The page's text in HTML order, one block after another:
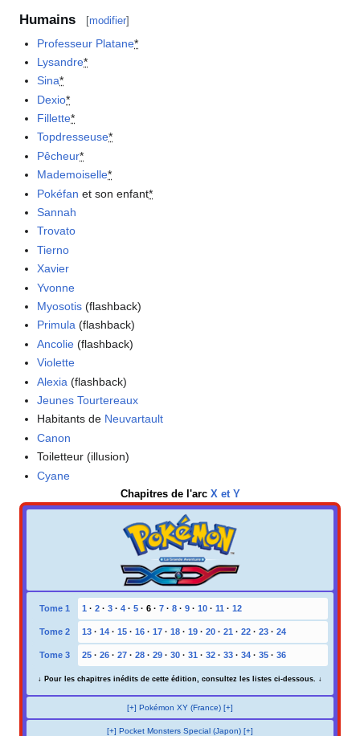
Humains [modifier]
Professeur Platane*
Lysandre*
Sina*
Dexio*
Fillette*
Topdresseuse*
Pêcheur*
Mademoiselle*
Pokéfan et son enfant*
Sannah
Trovato
Tierno
Xavier
Yvonne
Myosotis (flashback)
Primula (flashback)
Ancolie (flashback)
Violette
Alexia (flashback)
Jeunes Tourtereaux
Habitants de Neuvartault
Canon
Toiletteur (illusion)
Cyane
Chapitres de l'arc X et Y
Tome 1 1 · 2 · 3 · 4 · 5 · 6 · 7 · 8 · 9 · 10 · 11 · 12
Tome 2 13 · 14 · 15 · 16 · 17 · 18 · 19 · 20 · 21 · 22 · 23 · 24
Tome 3 25 · 26 · 27 · 28 · 29 · 30 · 31 · 32 · 33 · 34 · 35 · 36
↓ Pour les chapitres inédits de cette édition, consultez les listes ci-dessous. ↓
[+] Pokémon XY (France) [+]
[+] Pocket Monsters Special (Japon) [+]